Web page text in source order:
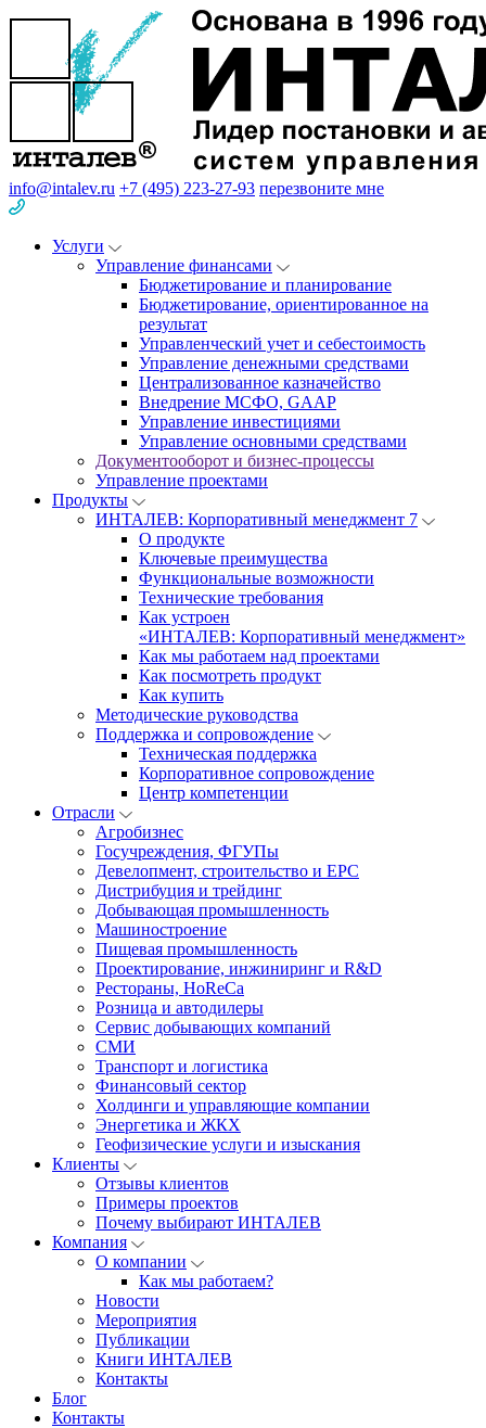
info@intalev.ru +7 (495) 223-27-93 перезвоните мне
Услуги
Управление финансами
Бюджетирование и планирование
Бюджетирование, ориентированное на
результат
Управленческий учет и себестоимость
Управление денежными средствами
Централизованное казначейство
Внедрение МСФО, GAAP
Управление инвестициями
Управление основными средствами
Документооборот и бизнес-процессы
Управление проектами
Продукты
ИНТАЛЕВ: Корпоративный менеджмент 7
О продукте
Ключевые преимущества
Функциональные возможности
Технические требования
Как устроен
«ИНТАЛЕВ: Корпоративный менеджмент»
Как мы работаем над проектами
Как посмотреть продукт
Как купить
Методические руководства
Поддержка и сопровождение
Техническая поддержка
Корпоративное сопровождение
Центр компетенции
Отрасли
Агробизнес
Госучреждения, ФГУПы
Девелопмент, строительство и EPC
Дистрибуция и трейдинг
Добывающая промышленность
Машиностроение
Пищевая промышленность
Проектирование, инжиниринг и R&D
Рестораны, HoReCa
Розница и автодилеры
Сервис добывающих компаний
СМИ
Транспорт и логистика
Финансовый сектор
Холдинги и управляющие компании
Энергетика и ЖКХ
Геофизические услуги и изыскания
Клиенты
Отзывы клиентов
Примеры проектов
Почему выбирают ИНТАЛЕВ
Компания
О компании
Как мы работаем?
Новости
Мероприятия
Публикации
Книги ИНТАЛЕВ
Контакты
Блог
Контакты